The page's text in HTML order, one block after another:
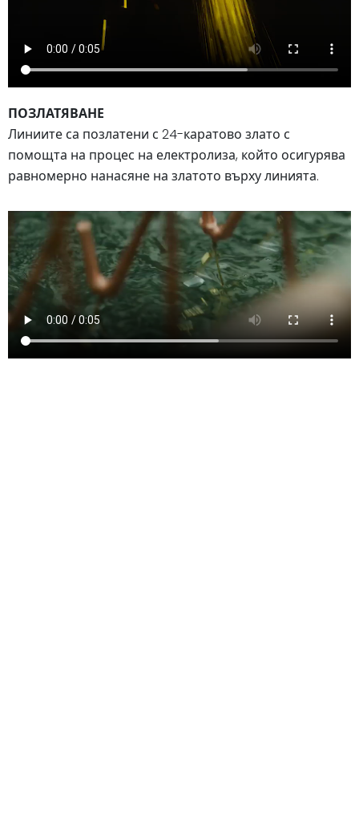
ПОЗЛАТЯВАНЕ
Линиите са позлатени с 24-каратово злато с
помощта на процес на електролиза, който осигурява
равномерно нанасяне на златото върху линията.